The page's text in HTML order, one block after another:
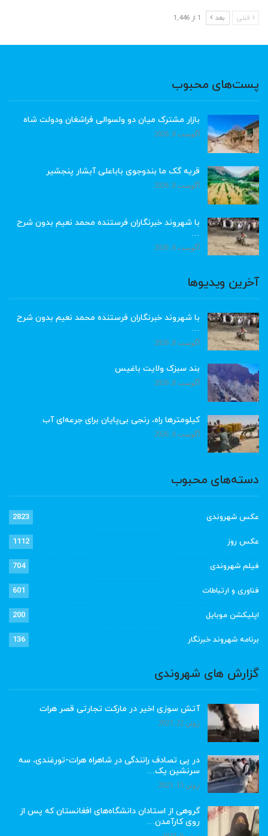
قبلی بعد 1 از 1,446
پست‌های محبوب
بازار مشترک میان دو ولسوالی فراشغان ودولت شاه
آگوست 8, 2026
قریه گک ما بندوجوی باباعلی آبشار پنجشیر
آگوست 8, 2026
با شهروند خبرنگاران فرستنده محمد نعیم بدون شرح
…
آگوست 8, 2026
آخرین ویدیوها
با شهروند خبرنگاران فرستنده محمد نعیم بدون شرح
…
آگوست 8, 2026
بند سبزک ولایت باغیس
آگوست 8, 2026
کیلومترها راه، رنجی بی‌پایان برای جرعه‌ای آب
آگوست 8, 2026
دسته‌های محبوب
عکس شهروندی 2823
عکس روز 1112
فیلم شهروندی 704
فناوری و ارتباطات 601
اپلیکشن موبایل 200
برنامه شهروند خبرنگار 136
گزارش های شهروندی
آتش سوزی اخیر در مارکت تجارتی قصر هرات
ژوئن 22, 2023
در پی تصادف رانندگی در شاهراه هرات-تورغندی، سه
سرنشین یک…
ژوئن 15, 2023
گروهی از استادان دانشگاه‌های افغانستان که پس از
روی کارآمدن…